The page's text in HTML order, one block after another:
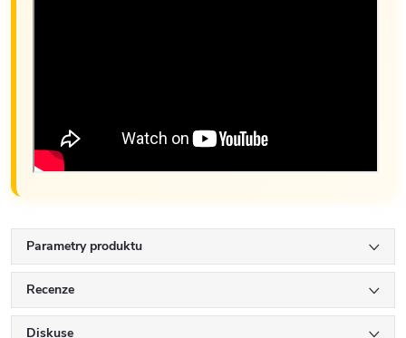
Parametry produktu
Recenze
Diskuse